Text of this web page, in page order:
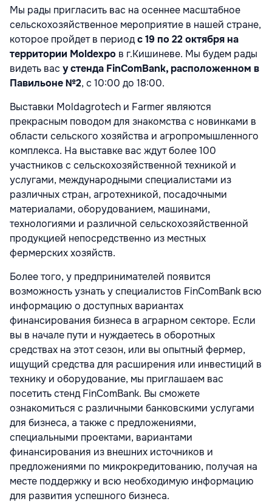
Мы рады пригласить вас на осеннее масштабное
сельскохозяйственное мероприятие в нашей стране,
которое пройдет в периодс19 по 22 октября на
территории Moldexpo в г.Кишиневе. Мы будем рады
видеть вас устенда FinComBank, расположенном в
Павильоне №2, с 10:00 до 18:00.
Выставки Moldagrotech и Farmer являются
прекрасным поводом для знакомства с новинками в
области сельского хозяйства и агропромышленного
комплекса. На выставке вас ждут более 100
участников с сельскохозяйственной техникой и
услугами, международными специалистами из
различных стран, агротехникой, посадочными
материалами, оборудованием, машинами,
технологиями и различной сельскохозяйственной
продукцией непосредственно из местных
фермерских хозяйств.
Более того, у предпринимателей появится
возможность узнать у специалистов FinComBank всю
информацию о доступных вариантах
финансирования бизнеса в аграрном секторе. Если
вы в начале пути и нуждаетесь в оборотных
средствах на этот сезон, или вы опытный фермер,
ищущий средства для расширения или инвестиций в
технику и оборудование, мы приглашаем вас
посетить стенд FinComBank. Вы сможете
ознакомиться с различными банковскими услугами
для бизнеса, а также с предложениями,
специальными проектами, вариантами
финансирования из внешних источников и
предложениями по микрокредитованию, получая на
месте поддержку и всю необходимую информацию
для развития успешного бизнеса.